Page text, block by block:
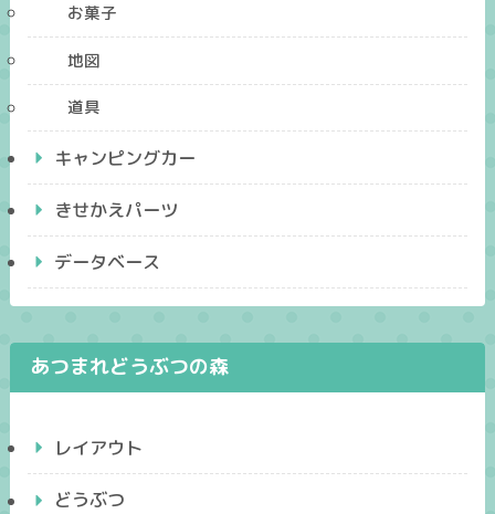
お菓子
地図
道具
キャンピングカー
きせかえパーツ
データベース
あつまれどうぶつの森
レイアウト
どうぶつ